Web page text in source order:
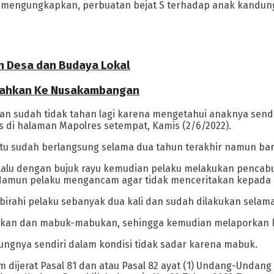
mengungkapkan, perbuatan bejat S terhadap anak
Desa dan Budaya Lokal
Ke Nusakambangan
sudah tidak tahan lagi karena mengetahui anaknya
di halaman Mapolres setempat, Kamis (2/6/2022).
sudah berlangsung selama dua tahun terakhir namun
dengan bujuk rayu kemudian pelaku melakukan
pelaku mengancam agar tidak menceritakan kepada
pelaku sebanyak dua kali dan sudah dilakukan
dan mabuk-mabukan, sehingga kemudian melaporkan
sendiri dalam kondisi tidak sadar karena mabuk.
Pasal 81 dan atau Pasal 82 ayat (1) Undang-